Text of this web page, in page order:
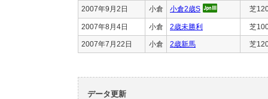
2007年9月2日 小倉 小倉2歳S 芝
2007年8月4日 小倉 2歳未勝利 芝
2007年7月22日 小倉 2歳新馬 芝
データ更新